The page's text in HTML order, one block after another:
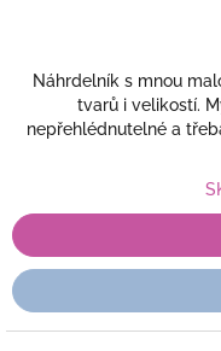
Náhrdelník s mnou
tvarů i velikostí.
nepřehlédnutelné a